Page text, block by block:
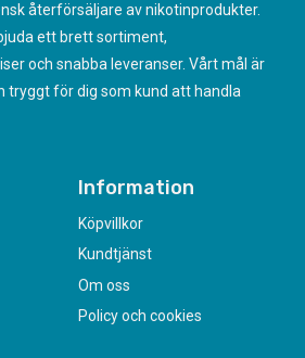
återförsäljare av nikotinprodukter.
ett brett sortiment,
och snabba leveranser. Vårt mål är
tryggt för dig som kund att handla
Information
Köpvillkor
Kundtjänst
Om oss
Policy och cookies